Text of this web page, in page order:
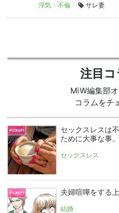
浮気・不倫 サレ妻
注目コ
MiW編集部
コラムをチ
セックスレスは
ために大事な事。
セックスレス
夫婦喧嘩をする
結婚